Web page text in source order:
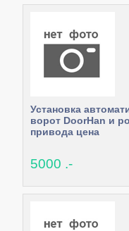
Установка
ворот DoorHan и
привода цена
5000 .-